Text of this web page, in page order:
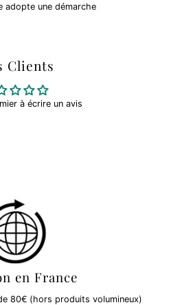
adopte une démarche
Clients
à écrire un avis
en France
80€ (hors produits volumineux)